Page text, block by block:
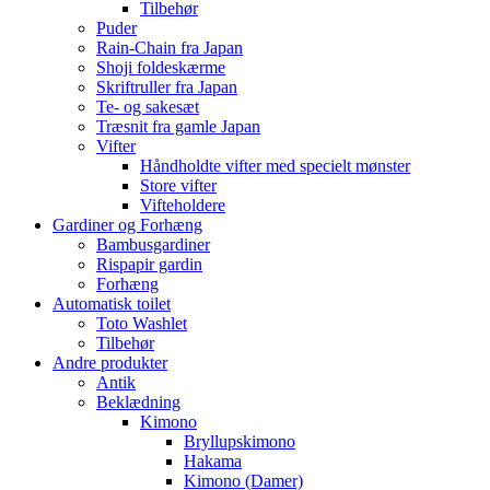
Tilbehør
Puder
Rain-Chain fra Japan
Shoji foldeskærme
Skriftruller fra Japan
Te- og sakesæt
Træsnit fra gamle Japan
Vifter
Håndholdte vifter med specielt mønster
Store vifter
Vifteholdere
Gardiner og Forhæng
Bambusgardiner
Rispapir gardin
Forhæng
Automatisk toilet
Toto Washlet
Tilbehør
Andre produkter
Antik
Beklædning
Kimono
Bryllupskimono
Hakama
Kimono (Damer)